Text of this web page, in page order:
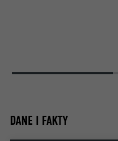
DANE I FAKTY